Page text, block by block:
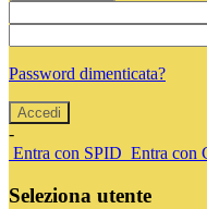
Password dimenticata?
-
Entra con SPID Entra con
Seleziona utente